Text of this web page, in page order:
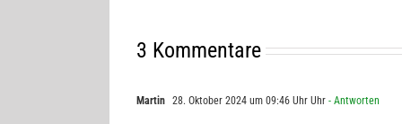
3 Kommentare
Martin 28. Oktober 2024 um 09:46 Uhr Uhr - Antworten